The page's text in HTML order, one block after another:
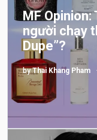
MF Opinion:
người chạy
Dupe”?
byThai Khang Pham